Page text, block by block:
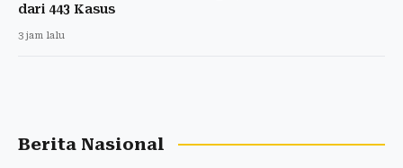
dari 443 Kasus
3 jam lalu
Berita Nasional